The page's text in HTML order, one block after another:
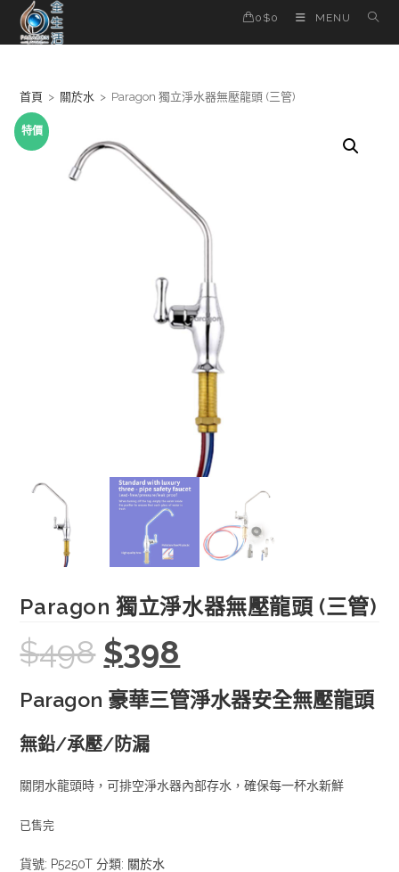
0 $0 MENU
首頁 > 關於水 > Paragon 獨立淨水器無壓龍頭 (三管)
特價
Paragon 獨立淨水器無壓龍頭 (三管)
$498
Original
price
was:
$398is:
Paragon 豪華三管淨水器安全無壓龍頭
無鉛/承壓/防漏
關閉水龍頭時，可排空淨水器內部存水，確保每一杯水新鮮
已售完
貨號: P5250T 分類: 關於水